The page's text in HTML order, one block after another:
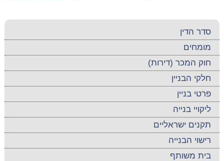
סדר הדין
מומחים
חוק המכר (דירות)
חלקי הבניין
פרטי בניין
ליקויי בנייה
תקנים ישראליים
רישוי הבנייה
בית משותף